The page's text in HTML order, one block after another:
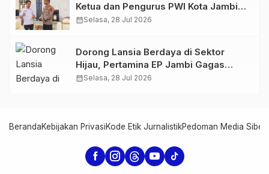
Ketua dan Pengurus PWI Kota Jambi
Perkuat Sinergi dan Kolaborasi
calendar_monthSelasa, 28 Jul 2026
Dorong Lansia Berdaya di Sektor
Hijau, Pertamina EP Jambi Gagas
Lansiapreneur Batik Eco-Print
calendar_monthSelasa, 28 Jul 2026
BerandaKebijakan PrivasiKode Etik JurnalistikPedoman Media Siber